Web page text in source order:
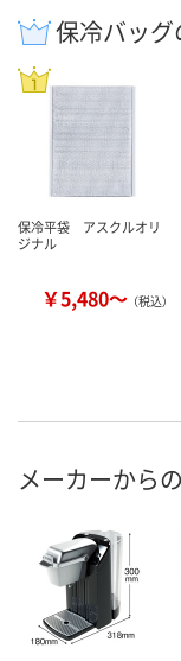
保冷バッ
保冷平袋 アスクルオリ
ジナル
￥5,480～ （税込）
メーカーから